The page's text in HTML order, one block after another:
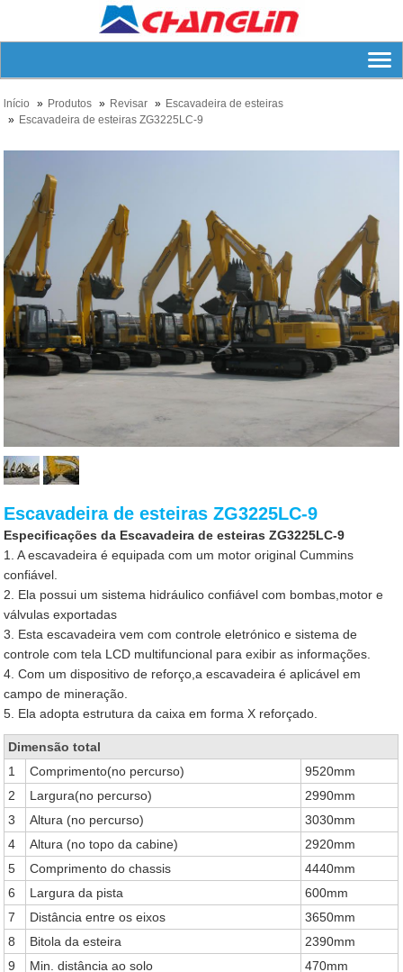
lnício Produtos Revisar
Escavadeira de esteiras
Escavadeira de esteiras ZG3225LC-9
Escavadeira de esteiras ZG3225LC-9
Especificações da Escavadeira de esteiras ZG3225LC-9
1. A escavadeira é equipada com um motor original Cummins
confiável.
2. Ela possui um sistema hidráulico confiável com bombas,motor e
válvulas exportadas
3. Esta escavadeira vem com controle eletrónico e sistema de
controle com tela LCD multifuncional para exibir as informações.
4. Com um dispositivo de reforço,a escavadeira é aplicável em
campo de mineração.
5. Ela adopta estrutura da caixa em forma X reforçado.
Dimensão total
1
Comprimento(no percurso)
9520mm
2
Largura(no percurso)
2990mm
3
Altura (no percurso)
3030mm
4
Altura (no topo da cabine)
2920mm
5
Comprimento do chassis
4440mm
6
Largura da pista
600mm
7
Distância entre os eixos
3650mm
8
Bitola da esteira
2390mm
9
Min. distância ao solo 470mm